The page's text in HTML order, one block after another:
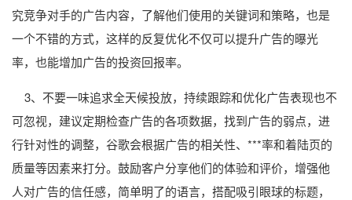
究竞争对手的广告内容，了解他们使用的关键词和策略，也是
一个不错的方式，这样的反复优化不仅可以提升广告的曝光
率，也能增加广告的投资回报率。
3、不要一味追求全天候投放，持续跟踪和优化广告表现也不
可忽视，建议定期检查广告的各项数据，找到广告的弱点，进
行针对性的调整，谷歌会根据广告的相关性、***率和着陆页的
质量等因素来打分。鼓励客户分享他们的体验和评价，增强他
人对广告的信任感，简单明了的语言，搭配吸引眼球的标题，